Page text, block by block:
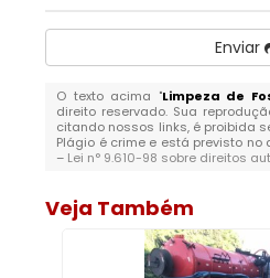
Enviar
O texto acima "Limpeza de
direito reservado. Sua
citando nossos links, é proibida
Plágio é crime e está previsto no
– Lei n° 9.610-98 sobre direitos
Veja Também